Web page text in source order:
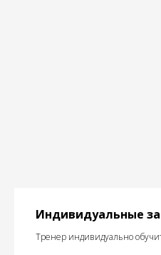
Индивидуальные
Тренер индивидуально